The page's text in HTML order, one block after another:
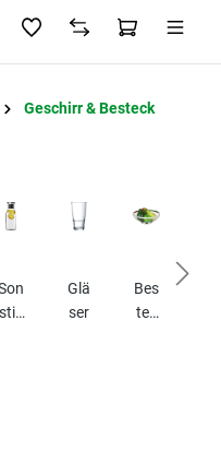
Geschirr & Besteck
stig
Glä
ser
Bes
tec